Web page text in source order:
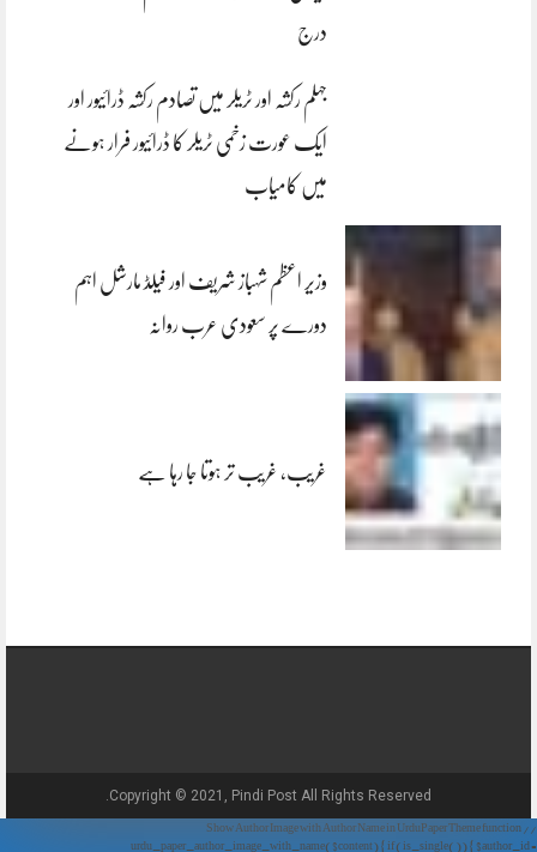
درج
جہلم رکشہ اور ٹریلر میں تصادم رکشہ ڈرائیور اور
ایک عورت زخمی ٹریلر کا ڈرائیور فرار ہونے
میں کامیاب
وزیر اعظم شہباز شریف اور فیلڈ مارشل اہم
دورے پر سعودی عرب روانہ
غریب، غریب تر ہوتا جا رہا ہے
Copyright © 2021, Pindi Post All Rights Reserved.
// Show Author Image with Author Name in UrduPaper Theme function
urdu_paper_author_image_with_name($content) { if (is_single()) { $author_id =